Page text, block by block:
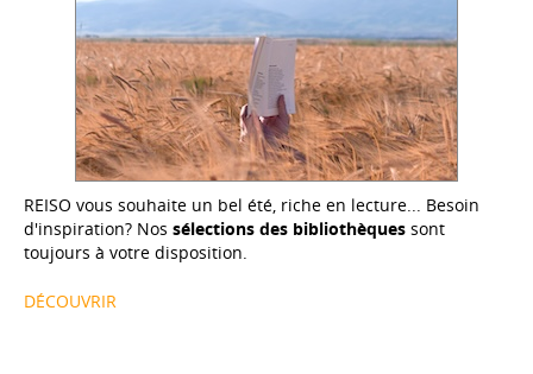
REISO vous souhaite un bel été, riche en lecture... Besoin
d'inspiration? Nos sélections des bibliothèques sont
toujours à votre disposition.
DÉCOUVRIR